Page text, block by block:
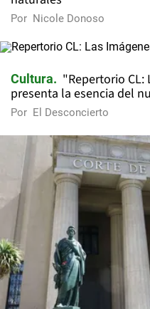
Por Nicole Donoso
Cultura
"Repertorio CL:
presenta la esencia del
Por El Desconcierto